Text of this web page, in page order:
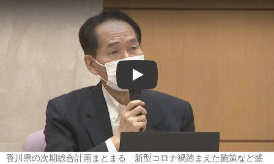
Play
香川県の次期総合計画まとまる 新型コロナ禍踏まえた施策など盛